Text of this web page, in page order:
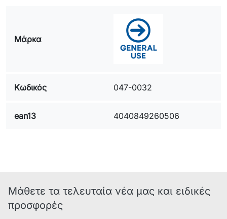
Μάρκα
Κωδικός 047-0032
ean13 4040849260506
Μάθετε τα τελευταία νέα μας και ειδικές
προσφορές